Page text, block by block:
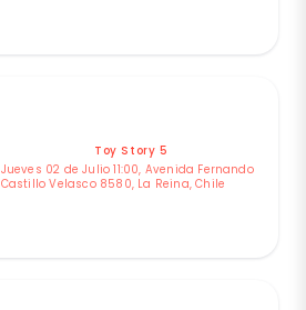
Toy Story 5
Jueves 02 de Julio 11:00, Avenida Fernando
Castillo Velasco 8580, La Reina, Chile